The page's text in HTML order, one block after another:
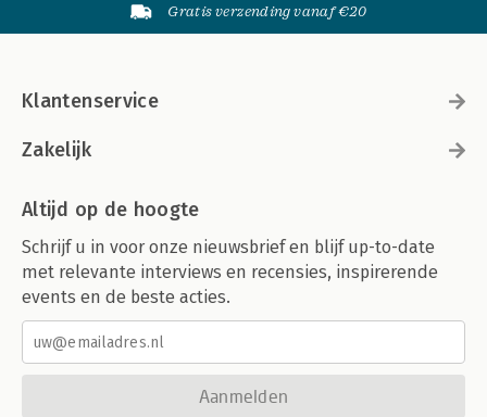
Gratis verzending vanaf €20
Klantenservice
Zakelijk
Altijd op de hoogte
Schrijf u in voor onze nieuwsbrief en blijf up-to-date
met relevante interviews en recensies, inspirerende
events en de beste acties.
Aanmelden